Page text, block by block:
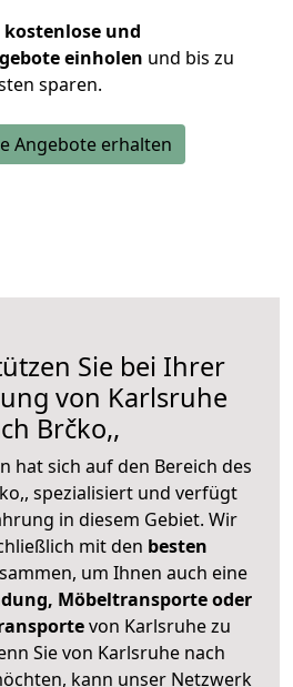
kostenlose und
einholen und bis zu
sparen.
Angebote erhalten
Sie bei Ihrer
von Karlsruhe
Brčko,,
hat sich auf den Bereich des
spezialisiert und verfügt
in diesem Gebiet. Wir
mit den besten
um Ihnen auch eine
Möbeltransporte oder
von Karlsruhe zu
Sie von Karlsruhe nach
kann unser Netzwerk